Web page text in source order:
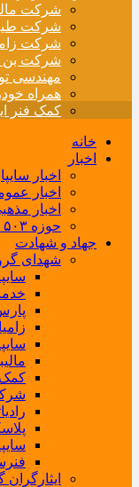
شرکت
شرکت
شرکت
شرکت بن
مهندسی
همراه
کمک فنر
خانه
اخبار
اخبار سایپا
اخبار
اخبار
حوزه ۵۰۳ امام حسن مجتبی(ع) گروه سایپا
جهاد و شهادت
شهدای
کمک
ایثارگران